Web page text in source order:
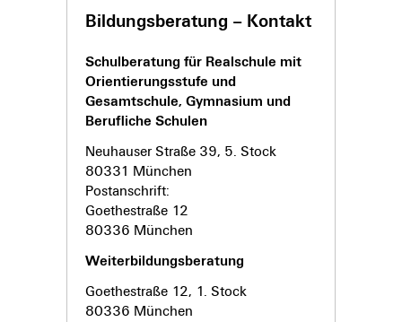
Bildungsberatung – Kontakt
Schulberatung für Realschule mit
Orientierungsstufe und
Gesamtschule, Gymnasium und
Berufliche Schulen
Neuhauser Straße 39, 5. Stock
80331 München
Postanschrift:
Goethestraße 12
80336 München
Weiterbildungsberatung
Goethestraße 12, 1. Stock
80336 München